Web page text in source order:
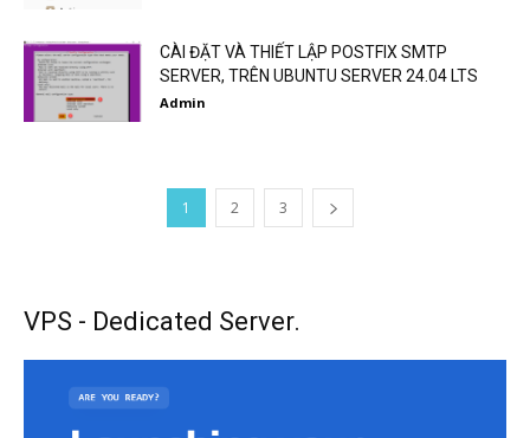
CÀI ĐẶT VÀ THIẾT LẬP POSTFIX SMTP
SERVER, TRÊN UBUNTU SERVER 24.04 LTS
Admin
1 2 3
VPS - Dedicated Server.